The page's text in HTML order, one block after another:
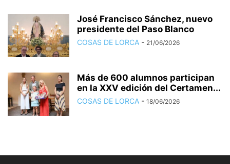
José Francisco Sánchez, nuevo
presidente del Paso Blanco
COSAS DE LORCA - 21/06/2026
Más de 600 alumnos participan
en la XXV edición del Certamen...
COSAS DE LORCA - 18/06/2026